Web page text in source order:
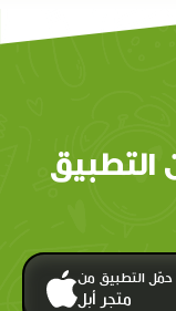
حمّل التطبيق من
متجر أبل